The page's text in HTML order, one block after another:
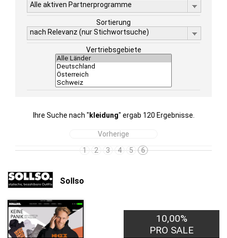
Alle aktiven Partnerprogramme
Sortierung
nach Relevanz (nur Stichwortsuche)
Vertriebsgebiete
Ihre Suche nach " kleidung" ergab 120 Ergebnisse.
Vorherige
1
2 3 4 5 6
Sollso
10,00%
PRO SALE